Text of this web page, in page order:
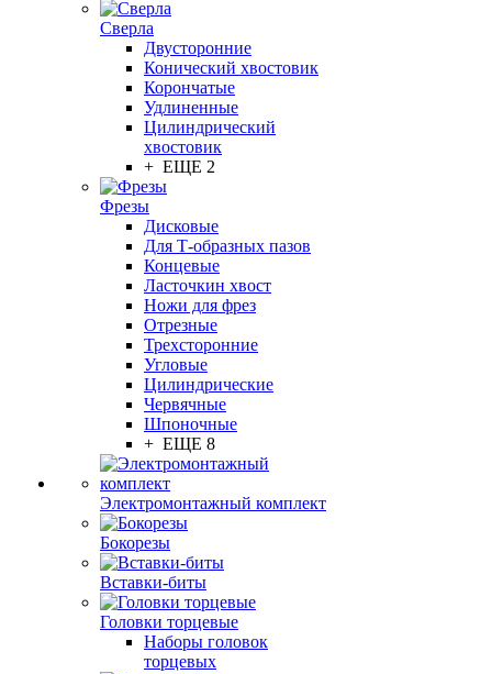
Сверла
Двусторонние
Конический хвостовик
Корончатые
Удлиненные
Цилиндрический
хвостовик
+ ЕЩЕ 2
Фрезы
Дисковые
Для Т-образных пазов
Концевые
Ласточкин хвост
Ножи для фрез
Отрезные
Трехсторонние
Угловые
Цилиндрические
Червячные
Шпоночные
+ ЕЩЕ 8
Электромонтажный комплект
Бокорезы
Вставки-биты
Головки торцевые
Наборы головок
торцевых